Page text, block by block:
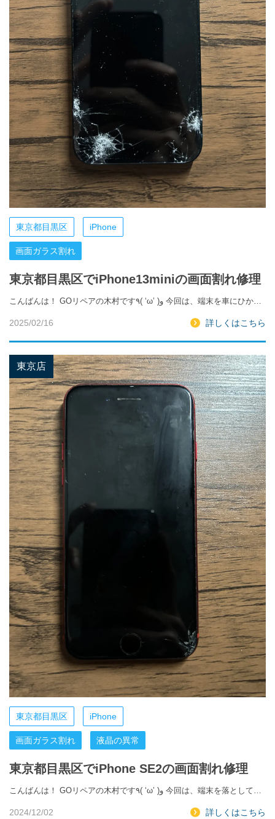
東京都目黒区 iPhone
画面ガラス割れ
東京都目黒区でiPhone13miniの画面割れ修理
こんばんは！ GOリペアの木村です٩( ‘ω’ )و 今回は、端末を車にひか…
2025/02/16 詳しくはこちら
東京店
東京都目黒区 iPhone
画面ガラス割れ 液晶の異常
東京都目黒区でiPhone SE2の画面割れ修理
こんばんは！ GOリペアの木村です٩( ‘ω’ )و 今回は、端末を落として…
2024/12/02 詳しくはこちら